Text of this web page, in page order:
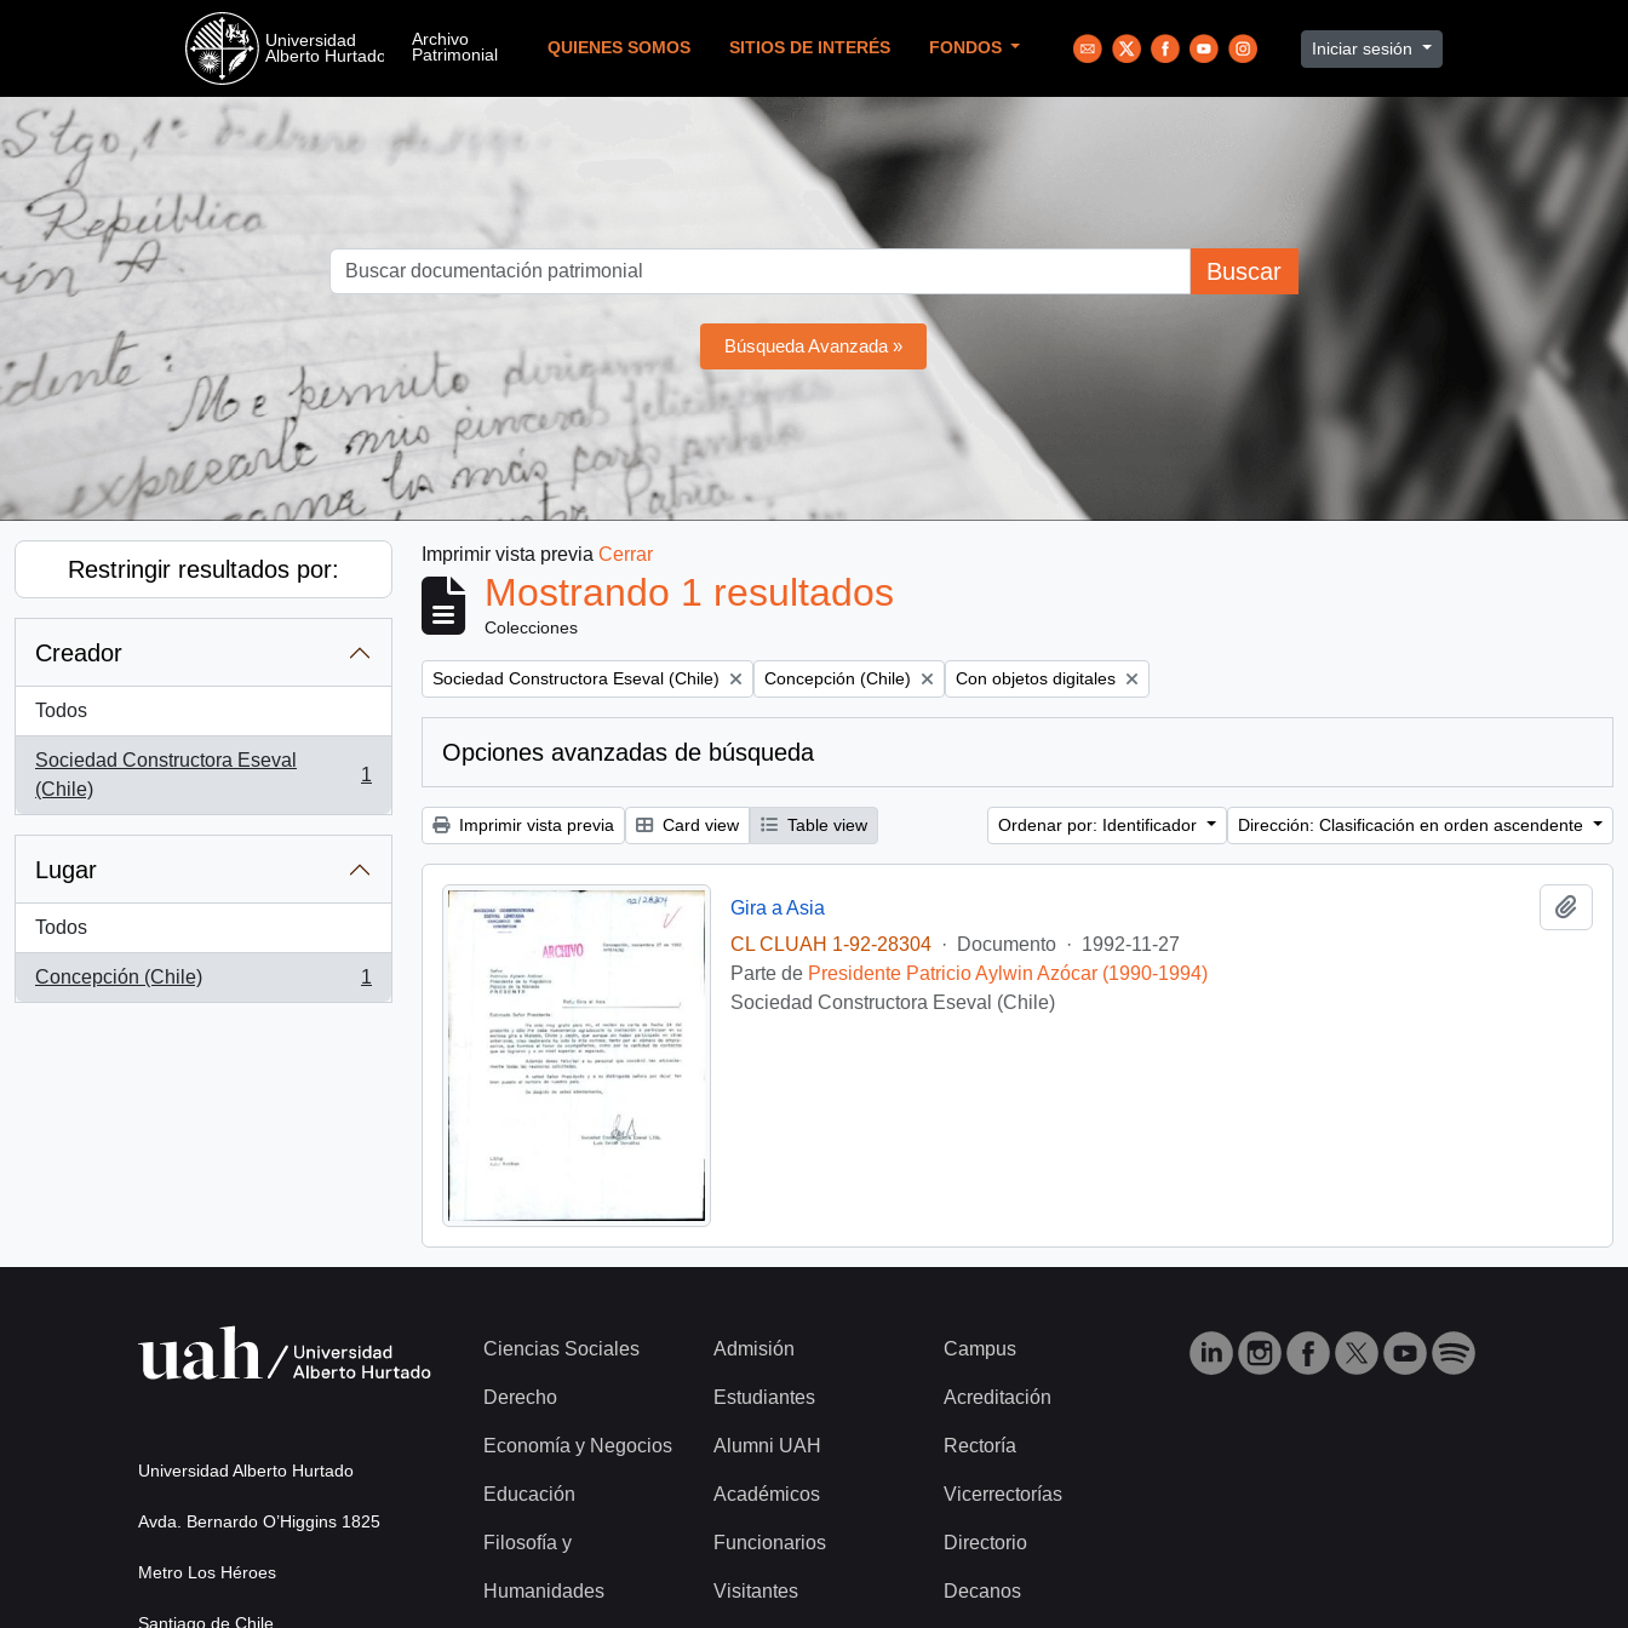
QUIENES SOMOS SITIOS DE INTERÉS FONDOS Iniciar sesión
Buscar
Búsqueda Avanzada »
Restringir resultados por:
Creador
Todos
Sociedad Constructora Eseval
(Chile)
, 1 resultados
1
Lugar
Todos
Concepción (Chile)
, 1 resultados
1
Imprimir vista previa Cerrar
Mostrando 1 resultados
Colecciones
Remove filter:
Sociedad Constructora Eseval (Chile) Remove filter:
Concepción (Chile) Remove filter:
Con objetos digitales
Opciones avanzadas de búsqueda
Imprimir vista previa Card view Table view Ordenar por: Identificador Dirección: Clasificación en orden ascendente
Gira a Asia
CL CLUAH 1-92-28304
· Documento · 1992-11-27
Parte de Presidente Patricio Aylwin Azócar (1990-1994)
Sociedad Constructora Eseval (Chile)
Universidad Alberto Hurtado
Avda. Bernardo O’Higgins 1825
Metro Los Héroes
Santiago de Chile
Ciencias Sociales
Derecho
Economía y Negocios
Educación
Filosofía y
Humanidades
Admisión
Estudiantes
Alumni UAH
Académicos
Funcionarios
Visitantes
Campus
Acreditación
Rectoría
Vicerrectorías
Directorio
Decanos